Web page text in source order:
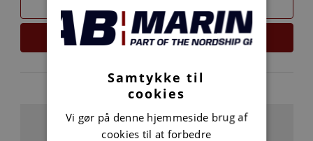
LÆS MERE
Samtykke til
cookies
Vi gør på denne hjemmeside brug af
cookies til at forbedre